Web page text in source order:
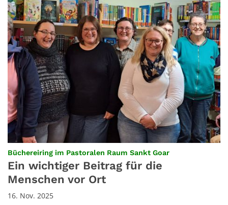
Büchereiring im Pastoralen Raum Sankt Goar:
Ein wichtiger Beitrag für die
Menschen vor Ort
16. Nov. 2025